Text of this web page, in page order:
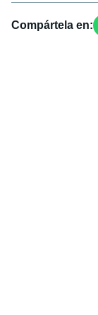
Compártela en: